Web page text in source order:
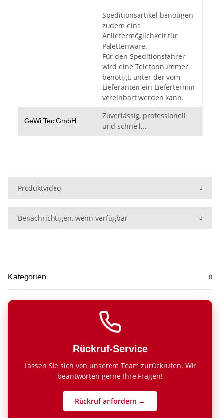
Speditionsartikel benötigen
zudem eine
Anliefermöglichkeit für
Palettenware.
Für den Speditionsfahrer
wird eine Telefonnummer
benötigt, unter der vom
Lieferanten ein Liefertermin
vereinbart werden kann.
GeWi.Tec GmbH:
Zuverlässig, professionell
und schnell...
Produktvideo
Benachrichtigen, wenn verfügbar
Kategorien
Rückruf-Service
Lassen Sie sich von unserem Team zurückrufen. Wir
beantworten gerne Ihre Fragen!
Rückruf anfordern →